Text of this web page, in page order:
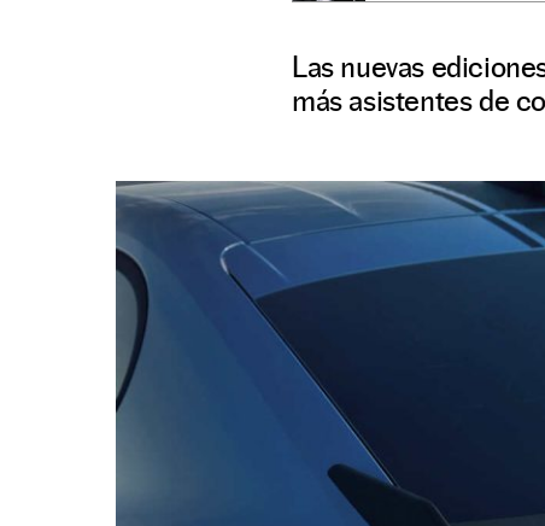
Las nuevas
más asistentes de